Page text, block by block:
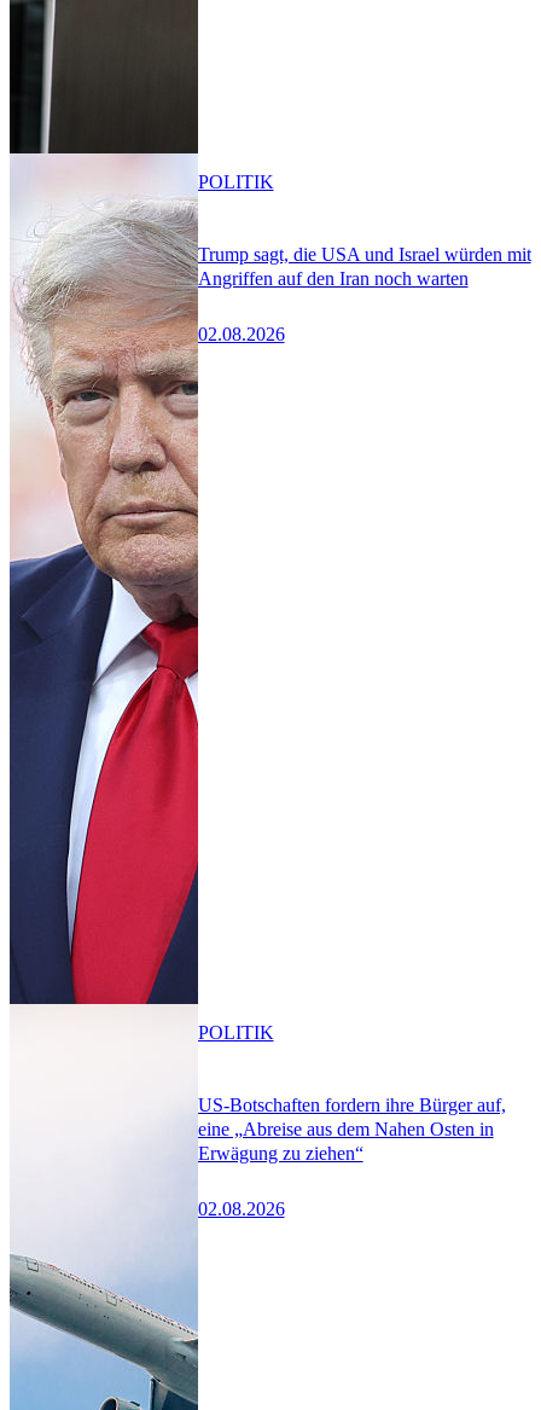
Trump sagt, die USA und Israel würden mit
Angriffen auf den Iran noch warten
02.08.2026
POLITIK
US-Botschaften fordern ihre Bürger auf,
eine „Abreise aus dem Nahen Osten in
Erwägung zu ziehen“
02.08.2026
POLITIK